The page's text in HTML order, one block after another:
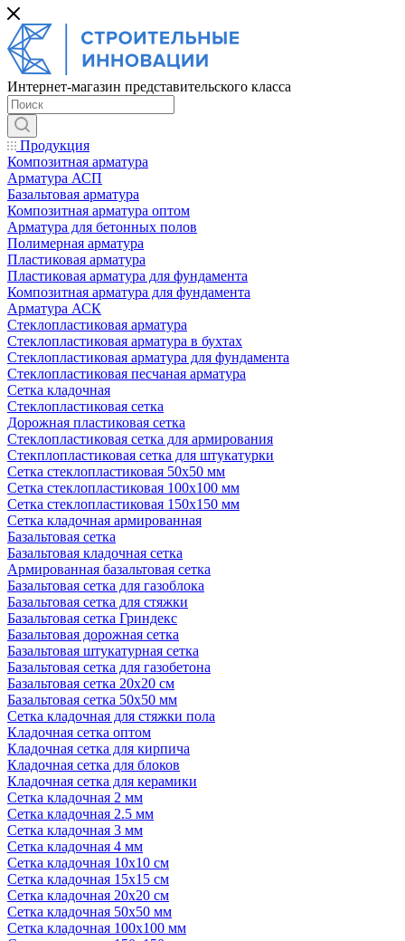
Интернет-магазин представительского класса
Продукция
Композитная арматура
Арматура АСП
Базальтовая арматура
Композитная арматура оптом
Арматура для бетонных полов
Полимерная арматура
Пластиковая арматура
Пластиковая арматура для фундамента
Композитная арматура для фундамента
Арматура АСК
Cтеклопластиковая арматура
Стеклопластиковая арматура в бухтах
Стеклопластиковая арматура для фундамента
Стеклопластиковая песчаная арматура
Сетка кладочная
Стеклопластиковая сетка
Дорожная пластиковая сетка
Стеклопластиковая сетка для армирования
Стекплопластиковая сетка для штукатурки
Сетка стеклопластиковая 50x50 мм
Сетка стеклопластиковая 100x100 мм
Сетка стеклопластиковая 150x150 мм
Сетка кладочная армированная
Базальтовая сетка
Базальтовая кладочная сетка
Армированная базальтовая сетка
Базальтовая сетка для газоблока
Базальтовая сетка для стяжки
Базальтовая сетка Гриндекс
Базальтовая дорожная сетка
Базальтовая штукатурная сетка
Базальтовая сетка для газобетона
Базальтовая сетка 20x20 см
Базальтовая сетка 50x50 мм
Сетка кладочная для стяжки пола
Кладочная сетка оптом
Кладочная сетка для кирпича
Кладочная сетка для блоков
Кладочная сетка для керамики
Сетка кладочная 2 мм
Сетка кладочная 2.5 мм
Сетка кладочная 3 мм
Сетка кладочная 4 мм
Сетка кладочная 10x10 см
Сетка кладочная 15x15 см
Сетка кладочная 20x20 см
Сетка кладочная 50x50 мм
Сетка кладочная 100x100 мм